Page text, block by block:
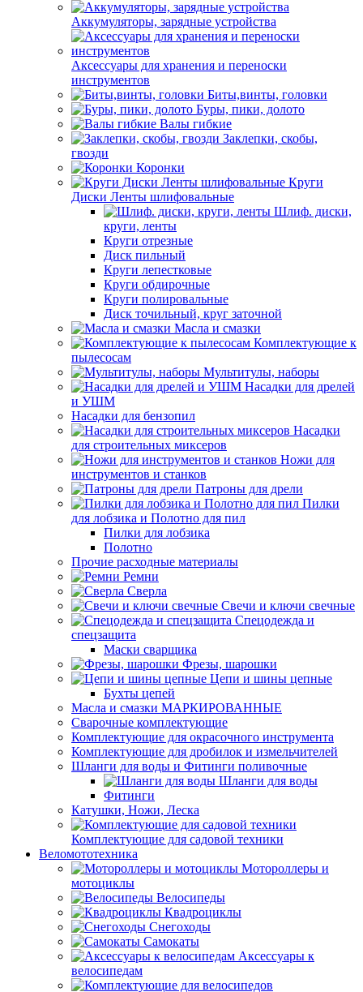
Аккумуляторы, зарядные устройства
Аксессуары для хранения и переноски
инструментов
Биты,винты, головки
Буры, пики, долото
Валы гибкие
Заклепки, скобы,
гвозди
Коронки
Круги
Диски Ленты шлифовальные
Шлиф. диски,
круги, ленты
Круги отрезные
Диск пильный
Круги лепестковые
Круги обдирочные
Круги полировальные
Диск точильный, круг заточной
Масла и смазки
Комплектующие к
пылесосам
Мультитулы, наборы
Насадки для дрелей
и УШМ
Насадки для бензопил
Насадки
для строительных миксеров
Ножи для
инструментов и станков
Патроны для дрели
Пилки
для лобзика и Полотно для пил
Пилки для лобзика
Полотно
Прочие расходные материалы
Ремни
Сверла
Свечи и ключи свечные
Спецодежда и
спецзащита
Маски сварщика
Фрезы, шарошки
Цепи и шины цепные
Бухты цепей
Масла и смазки МАРКИРОВАННЫЕ
Сварочные комплектующие
Комплектующие для окрасочного инструмента
Комплектующие для дробилок и измельчителей
Шланги для воды и Фитинги поливочные
Шланги для воды
Фитинги
Катушки, Ножи, Леска
Комплектующие для садовой техники
Веломототехника
Мотороллеры и
мотоциклы
Велосипеды
Квадроциклы
Снегоходы
Самокаты
Аксессуары к
велосипедам